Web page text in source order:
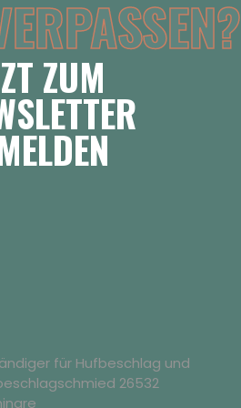
ZUM
für Hufbeschlag und
26532